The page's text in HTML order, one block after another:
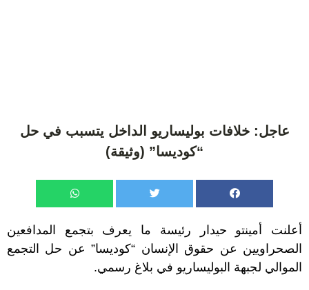
عاجل: خلافات بوليساريو الداخل يتسبب في حل
“كوديسا” (وثيقة)
أعلنت أمينتو حيدار رئيسة ما يعرف بتجمع المدافعين
الصحراويين عن حقوق الإنسان “كوديسا” عن حل التجمع
الموالي لجبهة البوليساريو في بلاغ رسمي.